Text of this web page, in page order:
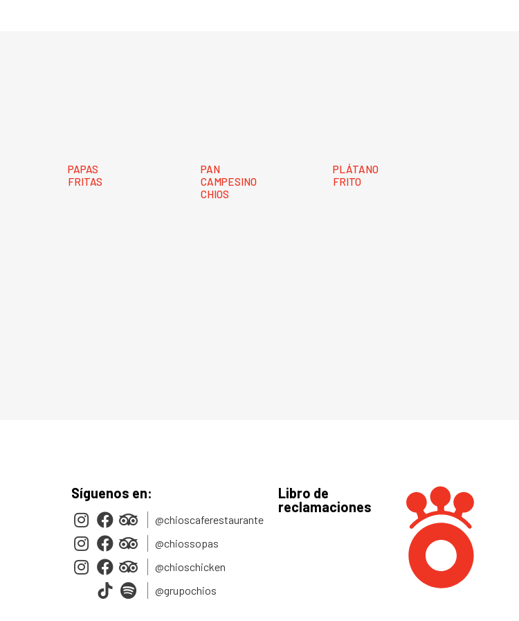
PAPAS
FRITAS
PAN
CAMPESINO
CHIOS
PLÁTANO
FRITO
Síguenos en:
@chioscaferestaurante
@chiossopas
@chioschicken
@grupochios
Libro de
reclamaciones